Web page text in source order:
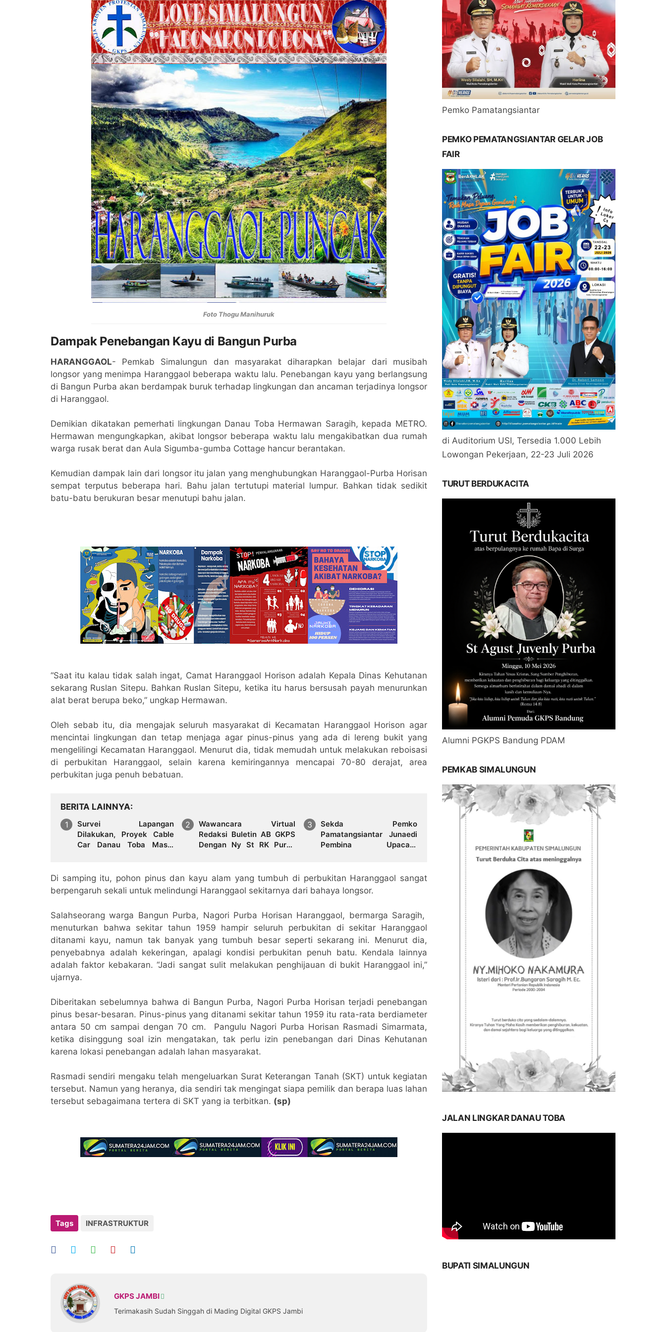
Foto Thogu Manihuruk
Dampak Penebangan Kayu di Bangun Purba
HARANGGAOL- Pemkab Simalungun dan masyarakat diharapkan belajar dari musibah
longsor yang menimpa Haranggaol beberapa waktu lalu. Penebangan kayu yang berlangsung
di Bangun Purba akan berdampak buruk terhadap lingkungan dan ancaman terjadinya longsor
di Haranggaol.
Demikian dikatakan pemerhati lingkungan Danau Toba Hermawan Saragih, kepada METRO.
Hermawan mengungkapkan, akibat longsor beberapa waktu lalu mengakibatkan dua rumah
warga rusak berat dan Aula Sigumba-gumba Cottage hancur berantakan.
Kemudian dampak lain dari longsor itu jalan yang menghubungkan Haranggaol-Purba Horisan
sempat terputus beberapa hari. Bahu jalan tertutupi material lumpur. Bahkan tidak sedikit
batu-batu berukuran besar menutupi bahu jalan.
“Saat itu kalau tidak salah ingat, Camat Haranggaol Horison adalah Kepala Dinas Kehutanan
sekarang Ruslan Sitepu. Bahkan Ruslan Sitepu, ketika itu harus bersusah payah menurunkan
alat berat berupa beko,” ungkap Hermawan.
Oleh sebab itu, dia mengajak seluruh masyarakat di Kecamatan Haranggaol Horison agar
mencintai lingkungan dan tetap menjaga agar pinus-pinus yang ada di lereng bukit yang
mengelilingi Kecamatan Haranggaol. Menurut dia, tidak memudah untuk melakukan reboisasi
di perbukitan Haranggaol, selain karena kemiringannya mencapai 70-80 derajat, area
perbukitan juga penuh bebatuan.
BERITA LAINNYA
Survei Lapangan
Dilakukan, Proyek Cable
Car Danau Toba Masih
Wawancara Virtual
Redaksi Buletin AB GKPS
Dengan Ny St RK Purba
Tulus"
Sekda Pemko
Pamatangsiantar Junaedi
Pembina Upacara
di Desa Bahagia
Di samping itu, pohon pinus dan kayu alam yang tumbuh di perbukitan Haranggaol sangat
berpengaruh sekali untuk melindungi Haranggaol sekitarnya dari bahaya longsor.
Salahseorang warga Bangun Purba, Nagori Purba Horisan Haranggaol, bermarga Saragih,
menuturkan bahwa sekitar tahun 1959 hampir seluruh perbukitan di sekitar Haranggaol
ditanami kayu, namun tak banyak yang tumbuh besar seperti sekarang ini. Menurut dia,
penyebabnya adalah kekeringan, apalagi kondisi perbukitan penuh batu. Kendala lainnya
adalah faktor kebakaran. “Jadi sangat sulit melakukan penghijauan di bukit Haranggaol ini,”
ujarnya.
Diberitakan sebelumnya bahwa di Bangun Purba, Nagori Purba Horisan terjadi penebangan
pinus besar-besaran. Pinus-pinus yang ditanami sekitar tahun 1959 itu rata-rata berdiameter
antara 50 cm sampai dengan 70 cm. Pangulu Nagori Purba Horisan Rasmadi Simarmata,
ketika disinggung soal izin mengatakan, tak perlu izin penebangan dari Dinas Kehutanan
karena lokasi penebangan adalah lahan masyarakat.
Rasmadi sendiri mengaku telah mengeluarkan Surat Keterangan Tanah (SKT) untuk kegiatan
tersebut. Namun yang heranya, dia sendiri tak mengingat siapa pemilik dan berapa luas lahan
tersebut sebagaimana tertera di SKT yang ia terbitkan. (sp)
Tags INFRASTRUKTUR
GKPS JAMBI
Terimakasih Sudah Singgah di Mading Digital GKPS Jambi
Pemko Pamatangsiantar
PEMKO PEMATANGSIANTAR GELAR JOB
FAIR
di Auditorium USI, Tersedia 1.000 Lebih
Lowongan Pekerjaan, 22-23 Juli 2026
TURUT BERDUKACITA
Alumni PGKPS Bandung PDAM
PEMKAB SIMALUNGUN
JALAN LINGKAR DANAU TOBA
BUPATI SIMALUNGUN